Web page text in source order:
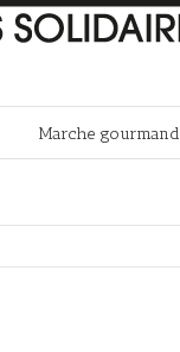
Marche